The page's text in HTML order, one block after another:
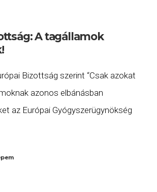
A tagállamok
Bizottság szerint “Csak azokat
azonos elbánásban
az Európai Gyógyszerügynökség